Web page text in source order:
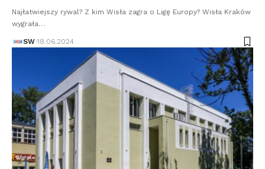
Najłatwiejszy rywal? Z kim Wisła zagra o Ligę Europy? Wisła Kraków
wygrała…
SW 18.06.2024